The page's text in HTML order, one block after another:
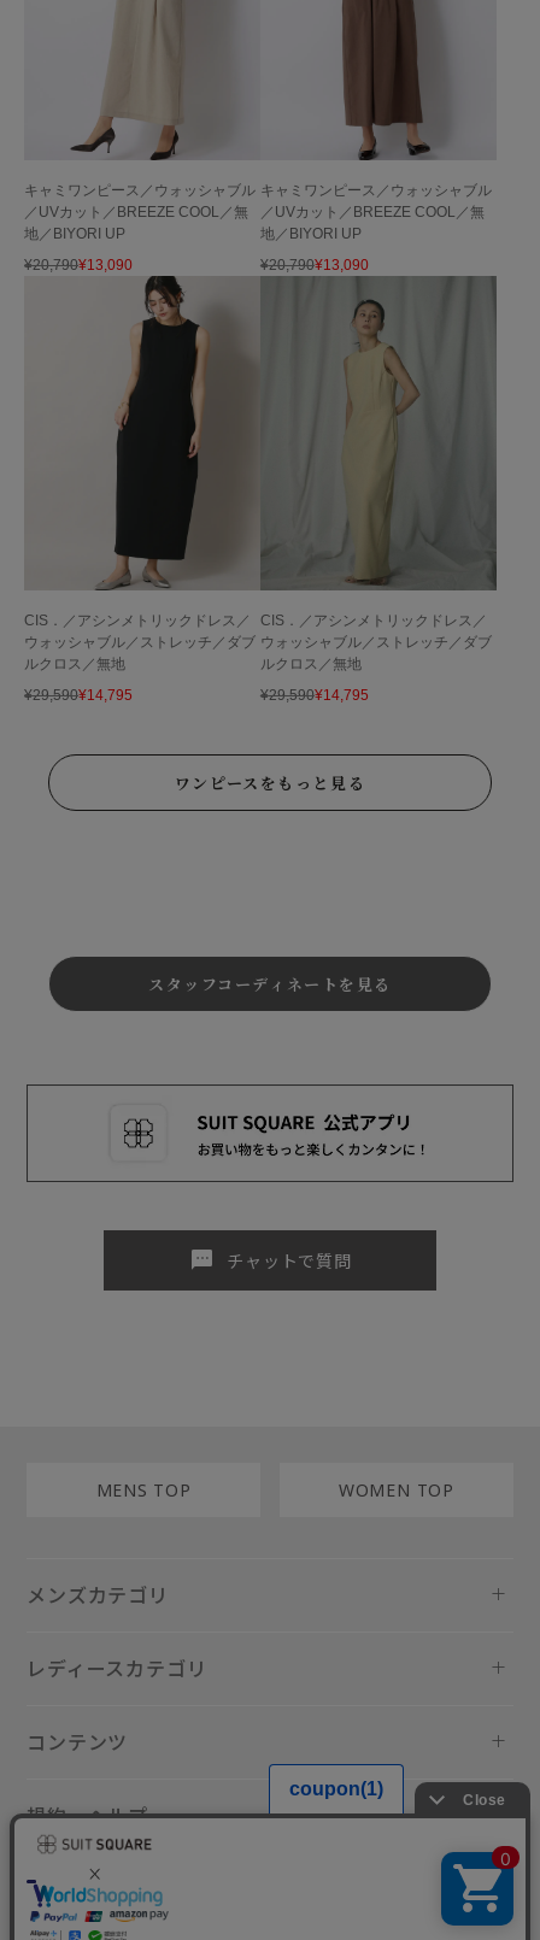
キャミワンピース／ウォッシャブル
／UVカット／BREEZE COOL／無
地／BIYORI UP
¥20,790¥13,090
キャミワンピース／ウォッシャブル
／UVカット／BREEZE COOL／無
地／BIYORI UP
¥20,790¥13,090
CIS．／アシンメトリックドレス／
ウォッシャブル／ストレッチ／ダブ
ルクロス／無地
¥29,590¥14,795
CIS．／アシンメトリックドレス／
ウォッシャブル／ストレッチ／ダブ
ルクロス／無地
¥29,590¥14,795
ワンピースをもっと見る
スタッフコーディネートを見る
sms チャットで質問
MENS TOP WOMEN TOP
メンズカテゴリ
レディースカテゴリ
コンテンツ
規約・ヘルプ